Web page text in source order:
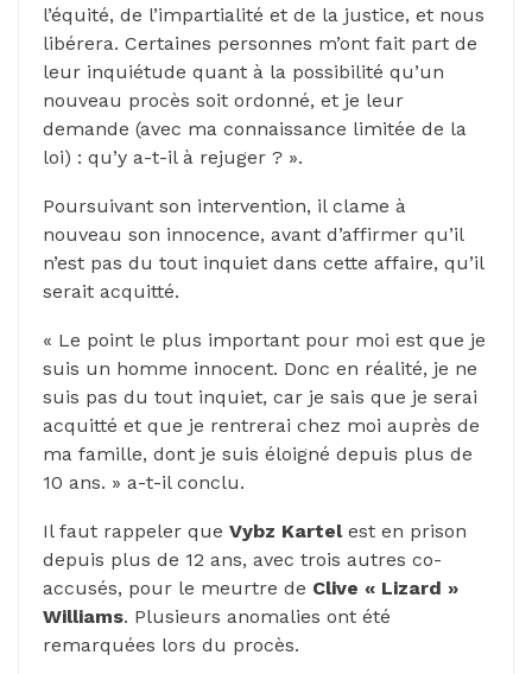
l’équité, de l’impartialité et de la justice, et nous
libérera. Certaines personnes m’ont fait part de
leur inquiétude quant à la possibilité qu’un
nouveau procès soit ordonné, et je leur
demande (avec ma connaissance limitée de la
loi) : qu’y a-t-il à rejuger ? ».
Poursuivant son intervention, il clame à
nouveau son innocence, avant d’affirmer qu’il
n’est pas du tout inquiet dans cette affaire, qu’il
serait acquitté.
« Le point le plus important pour moi est que je
suis un homme innocent. Donc en réalité, je ne
suis pas du tout inquiet, car je sais que je serai
acquitté et que je rentrerai chez moi auprès de
ma famille, dont je suis éloigné depuis plus de
10 ans. » a-t-il conclu.
Il faut rappeler que Vybz Kartelest en prison
depuis plus de 12 ans, avec trois autres co-
accusés, pour le meurtre de Clive « Lizard »
Williams. Plusieurs anomalies ont été
remarquées lors du procès.